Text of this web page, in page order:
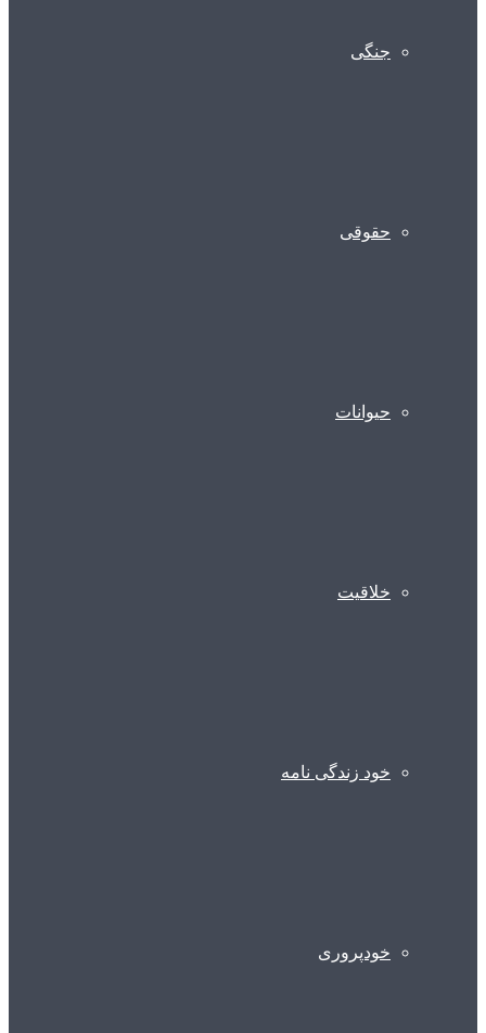
جنگی
حقوقی
حیوانات
خلاقیت
خود زندگی نامه
خودپروری